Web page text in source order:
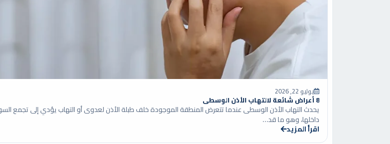
يوليو 22, 2026
8 أعراض شائعة لالتهاب الأذن الوسطى
يحدث التهاب الأذن الوسطى عندما تتعرض المنطقة الموجودة خلف طبلة الأذن لعدوى أو التهاب يؤدي إلى تجمع
داخلها، وهو ما قد…
اقرأ المزيد